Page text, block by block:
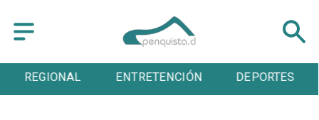
ENTRETENCIÓN DEPORTES CULTURA